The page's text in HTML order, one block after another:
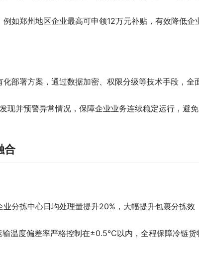
例如郑州地区企业最高可申领12万元补贴，有效降低企
化部署方案，通过数据加密、权限分级等技术手段，全
现并预警异常情况，保障企业业务连续稳定运行，避
合
业分拣中心日均处理量提升20%，大幅提升包裹分拣效
输温度偏差率严格控制在±0.5℃以内，全程保障冷链货